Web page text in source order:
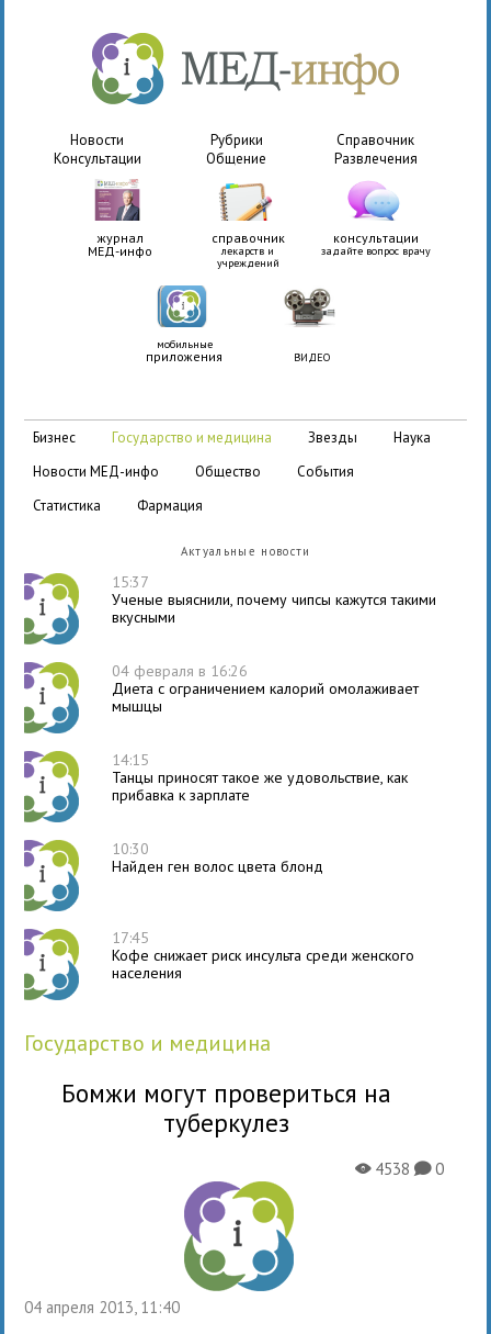
Новости Рубрики
Справочник
Консультации
Общение Развлечения
журнал
МЕД-инфо
справочник
лекарств и
учреждений
консультации
задайте вопрос врачу
мобильные
приложения ВИДЕО
бизнес государство и медицина звезды
наука
новости МЕД-инфо
общество
события
статистика
фармация
Актуальные новости
15:37
Ученые выяснили, почему чипсы кажутся такими
вкусными
04 февраля в 16:26
Диета с ограничением калорий омолаживает
мышцы
14:15
Танцы приносят такое же удовольствие, как
прибавка к зарплате
10:30
Найден ген волос цвета блонд
17:45
Кофе снижает риск инсульта среди женского
населения
государство и медицина
Бомжи могут провериться на
туберкулез
04 апреля 2013, 11:40
X4538K0